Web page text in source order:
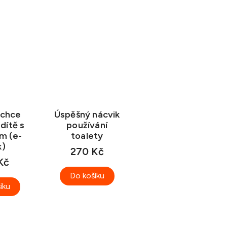
s
(e-
Úspěšný nácvik
používání
toalety
270 Kč
Do košíku